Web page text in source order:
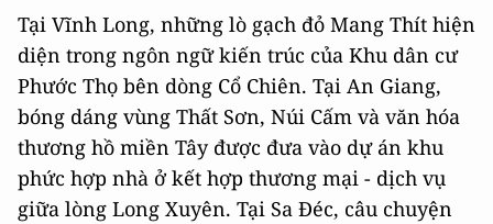
Tại Vĩnh Long, những lò gạch đỏ Mang Thít hiện
diện trong ngôn ngữ kiến trúc của Khu dân cư
Phước Thọ bên dòng Cổ Chiên. Tại An Giang,
bóng dáng vùng Thất Sơn, Núi Cấm và văn hóa
thương hồ miền Tây được đưa vào dự án khu
phức hợp nhà ở kết hợp thương mại - dịch vụ
giữa lòng Long Xuyên. Tại Sa Đéc, câu chuyện